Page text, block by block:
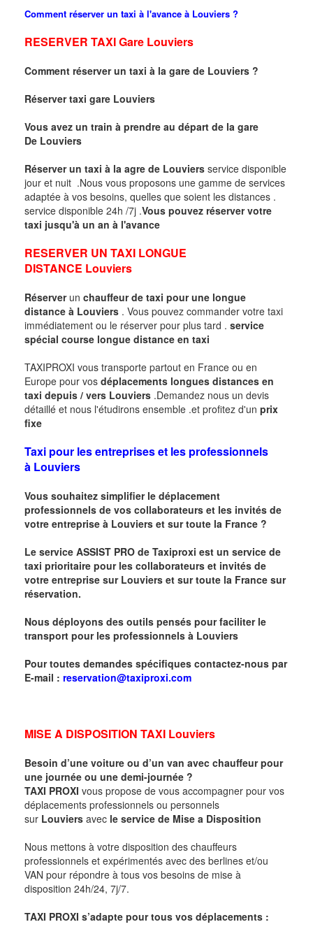
Comment réserver un taxi à l'avance à Louviers ?
RESERVER TAXI Gare Louviers
Comment réserver un taxi à la gare de Louviers ?
Réserver taxi gare Louviers
Vous avez un train à prendre au départ de la gare
De Louviers
Réserver un taxi à la agre de Louviers service disponible
jour et nuit .Nous vous proposons une gamme de services
adaptée à vos besoins, quelles que soient les distances .
service disponible 24h /7j .Vous pouvez réserver votre
taxi jusqu'à un an à l'avance
RESERVER UN TAXI LONGUE
DISTANCE Louviers
Réserverun chauffeur de taxi pour une longue
distance à Louviers . Vous pouvez commander votre taxi
immédiatement ou le réserver pour plus tard . service
spécial course longue distance en taxi
TAXIPROXI vous transporte partout en France ou en
Europe pour vos déplacements longues distances en
taxi depuis / vers Louviers .Demandez nous un devis
détaillé et nous l'étudirons ensemble .et profitez d'un prix
fixe
Taxi pour les entreprises et les professionnels
à Louviers
Vous souhaitez simplifier le déplacement
professionnels de vos collaborateurs et les invités de
votre entreprise à Louviers et sur toute la France ?
Le service ASSIST PRO de Taxiproxi est un service de
taxi prioritaire pour les collaborateurs et invités de
votre entreprise sur Louviers et sur toute la France sur
réservation.
Nous déployons des outils pensés pour faciliter le
transport pour les professionnels à Louviers
Pour toutes demandes spécifiques contactez-nous par
E-mail : reservation@taxiproxi.com
MISE A DISPOSITION TAXI Louviers
Besoin d’une voiture ou d’un van avec chauffeur pour
une journée ou une demi-journée ?
TAXI PROXI vous propose de vous accompagner pour vos
déplacements professionnels ou personnels
sur Louviers avec le service de Mise a Disposition
Nous mettons à votre disposition des chauffeurs
professionnels et expérimentés avec des berlines et/ou
VAN pour répondre à tous vos besoins de mise à
disposition 24h/24, 7j/7.
TAXI PROXI s’adapte pour tous vos déplacements :